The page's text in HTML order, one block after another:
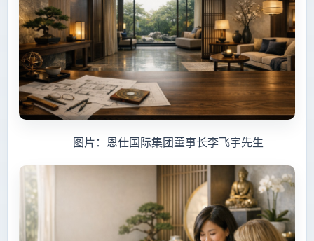
图片：恩仕国际集团董事长李飞宇先生